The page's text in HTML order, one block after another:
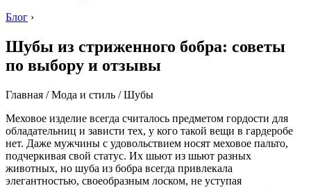
Блог ›
Шубы из стриженного бобра: советы
по выбору и отзывы
Главная / Мода и стиль / Шубы
Меховое изделие всегда считалось предметом гордости для
обладательниц и зависти тех, у кого такой вещи в гардеробе
нет. Даже мужчины с удовольствием носят меховое пальто,
подчеркивая свой статус. Их шьют из шьют разных
животных, но шуба из бобра всегда привлекала
элегантностью, своеобразным лоском, не уступая